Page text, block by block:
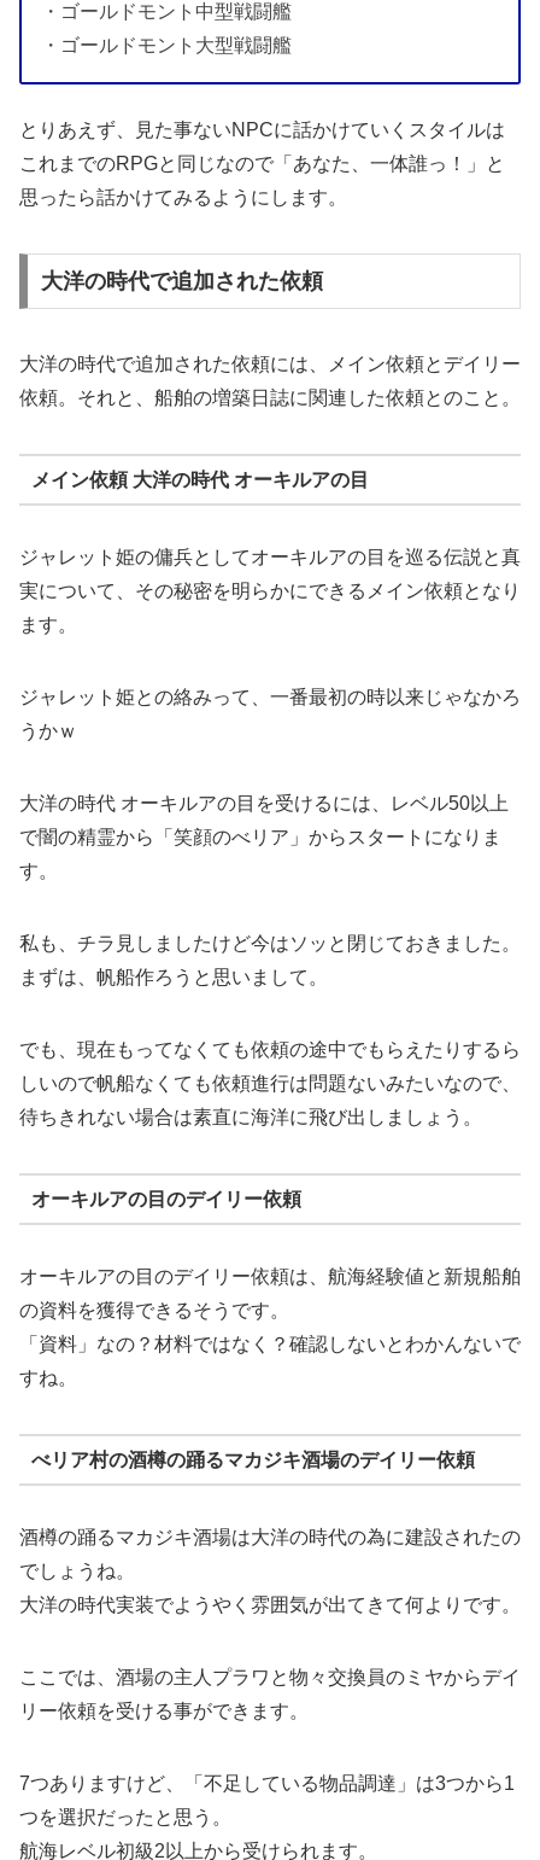
・ゴールドモント中型戦闘艦
・ゴールドモント大型戦闘艦
とりあえず、見た事ないNPCに話かけていくスタイルは
これまでのRPGと同じなので「あなた、一体誰っ！」と
思ったら話かけてみるようにします。
大洋の時代で追加された依頼
大洋の時代で追加された依頼には、メイン依頼とデイリー
依頼。それと、船舶の増築日誌に関連した依頼とのこと。
メイン依頼 大洋の時代 オーキルアの目
ジャレット姫の傭兵としてオーキルアの目を巡る伝説と真
実について、その秘密を明らかにできるメイン依頼となり
ます。
ジャレット姫との絡みって、一番最初の時以来じゃなかろ
うかｗ
大洋の時代 オーキルアの目を受けるには、レベル50以上
で闇の精霊から「笑顔のべリア」からスタートになりま
す。
私も、チラ見しましたけど今はソッと閉じておきました。
まずは、帆船作ろうと思いまして。
でも、現在もってなくても依頼の途中でもらえたりするら
しいので帆船なくても依頼進行は問題ないみたいなので、
待ちきれない場合は素直に海洋に飛び出しましょう。
オーキルアの目のデイリー依頼
オーキルアの目のデイリー依頼は、航海経験値と新規船舶
の資料を獲得できるそうです。
「資料」なの？材料ではなく？確認しないとわかんないで
すね。
べリア村の酒樽の踊るマカジキ酒場のデイリー依頼
酒樽の踊るマカジキ酒場は大洋の時代の為に建設されたの
でしょうね。
大洋の時代実装でようやく雰囲気が出てきて何よりです。
ここでは、酒場の主人プラワと物々交換員のミヤからデイ
リー依頼を受ける事ができます。
7つありますけど、「不足している物品調達」は3つから1
つを選択だったと思う。
航海レベル初級2以上から受けられます。